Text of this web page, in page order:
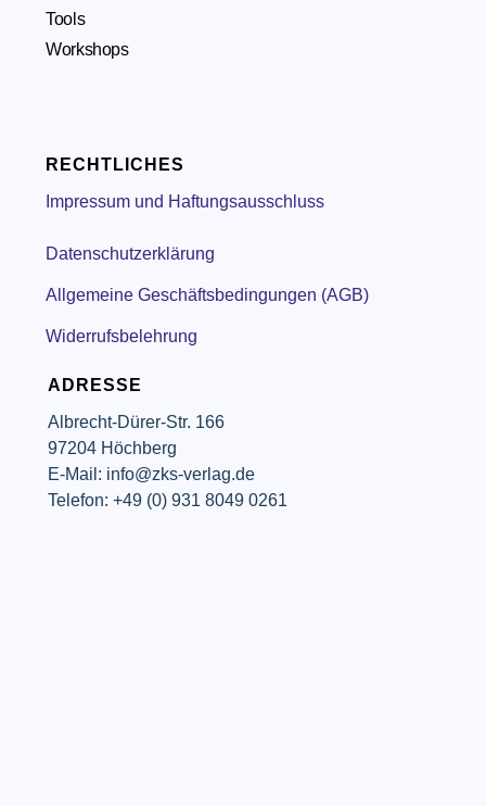
ADRESSE
Albrecht-Dürer-Str. 166
97204 Höchberg
E-Mail: info@zks-verlag.de
Telefon: +49 (0) 931 8049 0261
RECHTLICHES
Impressum und Haftungsausschluss
Datenschutzerklärung
Allgemeine Geschäftsbedingungen (AGB)
Widerrufsbelehrung
Tools
Workshops